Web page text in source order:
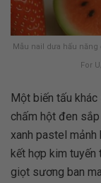
Mẫu nail dưa hấu
For
Một biến tấu
chấm hột đen
xanh pastel mảnh
kết hợp kim
giọt sương ban